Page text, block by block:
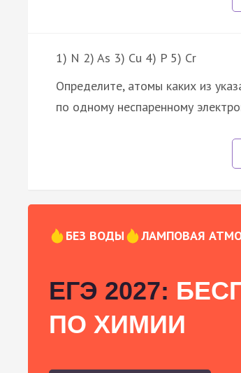
1) N 2) As 3) Cu 4) P 5) Cr
Определите, атомы каких из
по одному неспаренному
БЕЗ ВОДЫ ЛАМПОВАЯ
ЕГЭ 2027:
ПО ХИМИИ